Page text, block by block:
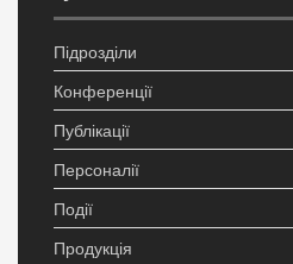
Підрозділи
Конференції
Публікації
Персоналії
Події
Продукція